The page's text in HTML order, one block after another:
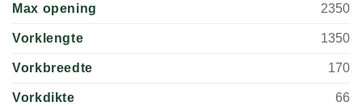
Max opening 2350
Vorklengte 1350
Vorkbreedte 170
Vorkdikte 66